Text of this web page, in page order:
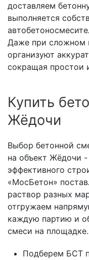
доставляем
выполняется
Даже при сложном
организуют
сокращая простои
Купить
Жёдочи
Выбор бетонной
на объект Жёдочи
эффективного
«МосБетон»
раствор разных
отгружаем
каждую партию и
смеси на площадке.
Подберем БСТ